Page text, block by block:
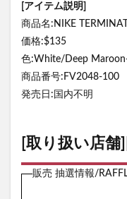
[アイテム説明]
商品名:NIKE
価格:$135
色:White/Deep
商品番号:FV2048-100
発売日:国内不明
[取り扱い店舗
販売 抽選情報/